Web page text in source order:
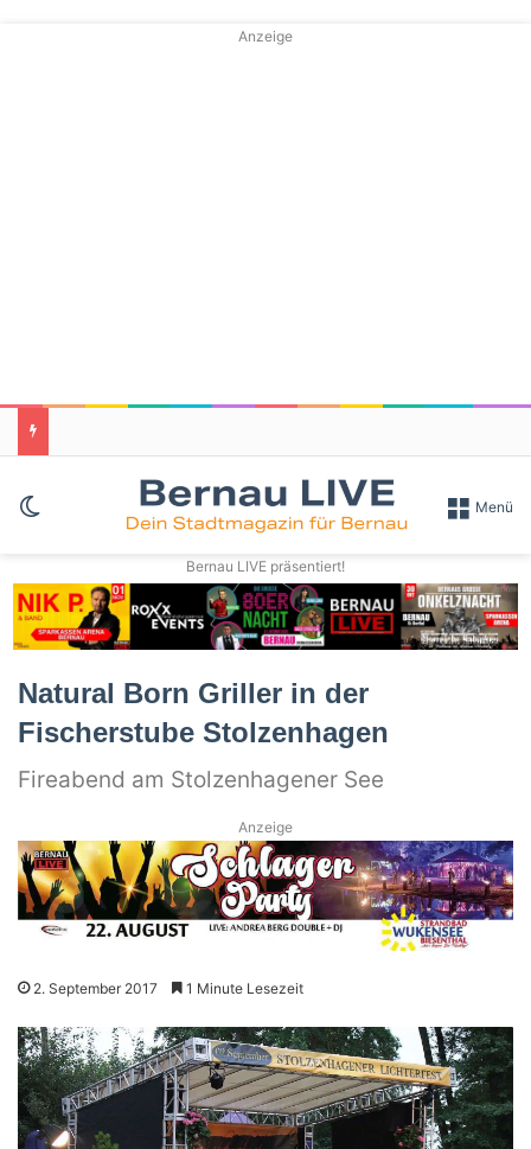
Anzeige
Skin umschalten Menü
Bernau LIVE präsentiert!
Natural Born Griller in der
Fischerstube Stolzenhagen
Fireabend am Stolzenhagener See
Anzeige
2. September 2017 1 Minute Lesezeit